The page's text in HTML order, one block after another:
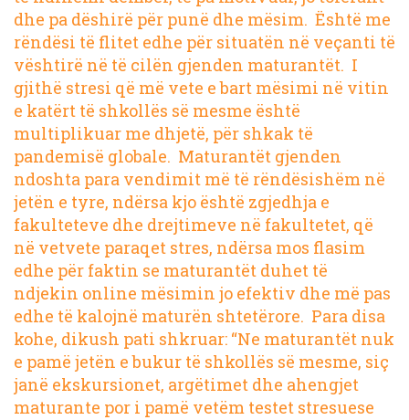
dhe pa dëshirë për punë dhe mësim. Është me
rëndësi të flitet edhe për situatën në veçanti të
vështirë në të cilën gjenden maturantët. I
gjithë stresi që më vete e bart mësimi në vitin
e katërt të shkollës së mesme është
multiplikuar me dhjetë, për shkak të
pandemisë globale. Maturantët gjenden
ndoshta para vendimit më të rëndësishëm në
jetën e tyre, ndërsa kjo është zgjedhja e
fakulteteve dhe drejtimeve në fakultetet, që
në vetvete paraqet stres, ndërsa mos flasim
edhe për faktin se maturantët duhet të
ndjekin online mësimin jo efektiv dhe më pas
edhe të kalojnë maturën shtetërore. Para disa
kohe, dikush pati shkruar: “Ne maturantët nuk
e pamë jetën e bukur të shkollës së mesme, siç
janë ekskursionet, argëtimet dhe ahengjet
maturante por i pamë vetëm testet stresuese